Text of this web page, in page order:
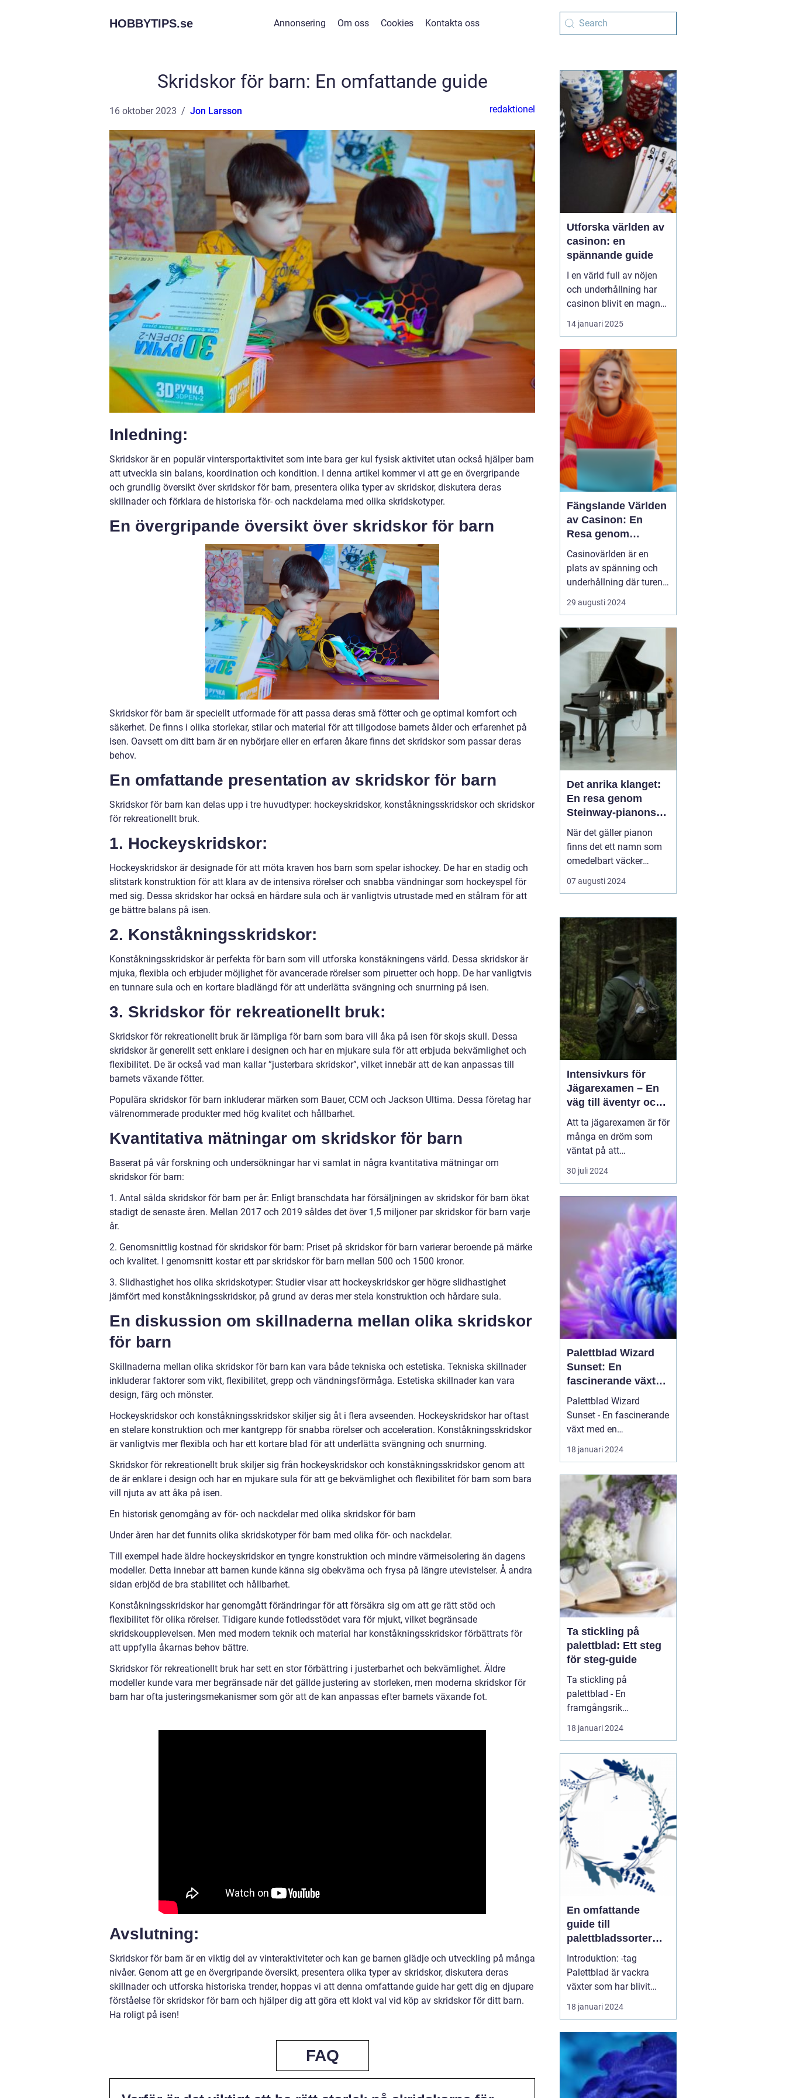
HOBBYTIPS.se Annonsering Om oss Cookies Kontakta oss
Skridskor för barn: En omfattande guide
16 oktober 2023 Jon Larsson redaktionel
Inledning:
Skridskor är en populär vintersportaktivitet som inte bara ger kul fysisk aktivitet utan också hjälper barn
att utveckla sin balans, koordination och kondition. I denna artikel kommer vi att ge en övergripande
och grundlig översikt över skridskor för barn, presentera olika typer av skridskor, diskutera deras
skillnader och förklara de historiska för- och nackdelarna med olika skridskotyper.
En övergripande översikt över skridskor för barn
Skridskor för barn är speciellt utformade för att passa deras små fötter och ge optimal komfort och
säkerhet. De finns i olika storlekar, stilar och material för att tillgodose barnets ålder och erfarenhet på
isen. Oavsett om ditt barn är en nybörjare eller en erfaren åkare finns det skridskor som passar deras
behov.
En omfattande presentation av skridskor för barn
Skridskor för barn kan delas upp i tre huvudtyper: hockeyskridskor, konståkningsskridskor och skridskor
för rekreationellt bruk.
1. Hockeyskridskor:
Hockeyskridskor är designade för att möta kraven hos barn som spelar ishockey. De har en stadig och
slitstark konstruktion för att klara av de intensiva rörelser och snabba vändningar som hockeyspel för
med sig. Dessa skridskor har också en hårdare sula och är vanligtvis utrustade med en stålram för att
ge bättre balans på isen.
2. Konståkningsskridskor:
Konståkningsskridskor är perfekta för barn som vill utforska konståkningens värld. Dessa skridskor är
mjuka, flexibla och erbjuder möjlighet för avancerade rörelser som piruetter och hopp. De har vanligtvis
en tunnare sula och en kortare bladlängd för att underlätta svängning och snurrning på isen.
3. Skridskor för rekreationellt bruk:
Skridskor för rekreationellt bruk är lämpliga för barn som bara vill åka på isen för skojs skull. Dessa
skridskor är generellt sett enklare i designen och har en mjukare sula för att erbjuda bekvämlighet och
flexibilitet. De är också vad man kallar ”justerbara skridskor”, vilket innebär att de kan anpassas till
barnets växande fötter.
Populära skridskor för barn inkluderar märken som Bauer, CCM och Jackson Ultima. Dessa företag har
välrenommerade produkter med hög kvalitet och hållbarhet.
Kvantitativa mätningar om skridskor för barn
Baserat på vår forskning och undersökningar har vi samlat in några kvantitativa mätningar om
skridskor för barn:
1. Antal sålda skridskor för barn per år: Enligt branschdata har försäljningen av skridskor för barn ökat
stadigt de senaste åren. Mellan 2017 och 2019 såldes det över 1,5 miljoner par skridskor för barn varje
år.
2. Genomsnittlig kostnad för skridskor för barn: Priset på skridskor för barn varierar beroende på märke
och kvalitet. I genomsnitt kostar ett par skridskor för barn mellan 500 och 1500 kronor.
3. Slidhastighet hos olika skridskotyper: Studier visar att hockeyskridskor ger högre slidhastighet
jämfört med konståkningsskridskor, på grund av deras mer stela konstruktion och hårdare sula.
En diskussion om skillnaderna mellan olika skridskor
för barn
Skillnaderna mellan olika skridskor för barn kan vara både tekniska och estetiska. Tekniska skillnader
inkluderar faktorer som vikt, flexibilitet, grepp och vändningsförmåga. Estetiska skillnader kan vara
design, färg och mönster.
Hockeyskridskor och konståkningsskridskor skiljer sig åt i flera avseenden. Hockeyskridskor har oftast
en stelare konstruktion och mer kantgrepp för snabba rörelser och acceleration. Konståkningsskridskor
är vanligtvis mer flexibla och har ett kortare blad för att underlätta svängning och snurrning.
Skridskor för rekreationellt bruk skiljer sig från hockeyskridskor och konståkningsskridskor genom att
de är enklare i design och har en mjukare sula för att ge bekvämlighet och flexibilitet för barn som bara
vill njuta av att åka på isen.
En historisk genomgång av för- och nackdelar med olika skridskor för barn
Under åren har det funnits olika skridskotyper för barn med olika för- och nackdelar.
Till exempel hade äldre hockeyskridskor en tyngre konstruktion och mindre värmeisolering än dagens
modeller. Detta innebar att barnen kunde känna sig obekväma och frysa på längre utevistelser. Å andra
sidan erbjöd de bra stabilitet och hållbarhet.
Konståkningsskridskor har genomgått förändringar för att försäkra sig om att ge rätt stöd och
flexibilitet för olika rörelser. Tidigare kunde fotledsstödet vara för mjukt, vilket begränsade
skridskoupplevelsen. Men med modern teknik och material har konståkningsskridskor förbättrats för
att uppfylla åkarnas behov bättre.
Skridskor för rekreationellt bruk har sett en stor förbättring i justerbarhet och bekvämlighet. Äldre
modeller kunde vara mer begränsade när det gällde justering av storleken, men moderna skridskor för
barn har ofta justeringsmekanismer som gör att de kan anpassas efter barnets växande fot.
Avslutning:
Skridskor för barn är en viktig del av vinteraktiviteter och kan ge barnen glädje och utveckling på många
nivåer. Genom att ge en övergripande översikt, presentera olika typer av skridskor, diskutera deras
skillnader och utforska historiska trender, hoppas vi att denna omfattande guide har gett dig en djupare
förståelse för skridskor för barn och hjälper dig att göra ett klokt val vid köp av skridskor för ditt barn.
Ha roligt på isen!
FAQ
Utforska världen av
casinon: en
spännande guide
I en värld full av nöjen
och underhållning har
casinon blivit en magnet
för människor som söker
spänning och chans att
traditionella
landbaserade casinon
till moderna
onlineplattformar, casi...
14 januari 2025
Fängslande Världen
av Casinon: En
Resa genom
Spänning och
Underhållning
Casinovärlden är en
plats av spänning och
underhållning där turen
och strategin spelar stor
roll. Från dess
dess moderna digitala
närvaro, har
casinoupplevelsen
utvecklats för att...
29 augusti 2024
Det anrika klanget:
En resa genom
Steinway-pianons
värld
När det gäller pianon
finns det ett namn som
omedelbart väcker
respekt och beundran
bland musiker och
världen: Steinway &
Sons. Steinway pianon
anses av många vara
den ultimata symbolen
f...
07 augusti 2024
Intensivkurs för
Jägarexamen – En
väg till äventyr och
naturupplevelser
Att ta jägarexamen är för
många en dröm som
väntat på att
förverkligas. En weekend
på Knistad Herrgård kan
fantastisk upplevelse
full av nya insikter och
kunskaper. P&...
30 juli 2024
Palettblad Wizard
Sunset: En
fascinerande växt
med en
färgsprakande
skönhet
Palettblad Wizard
Sunset - En fascinerande
växt med en
färgsprakande skönhet
Palettblad Wizard
växt som har fångat
trädgårdsälskares och
växtentusiasters
uppmärksamhet över
hela världen. Med sina
unika färgvariationer
och vackra...
18 januari 2024
Ta stickling på
palettblad: Ett steg
för steg-guide
Ta stickling på
palettblad - En
framgångsrik
förökningsmetod för
vackra växter En
översikt över "ta stickling
palettblad" Att ta
sticklingar på palettblad
är en beprövad och
populär metod för att
föröka dessa vackra
växter. ...
18 januari 2024
En omfattande
guide till
palettbladssorter
och deras namn
Introduktion: -tag
Palettblad är vackra
växter som har blivit
populära de senaste
åren på grund av sina
lättodlade natur. I denna
artikel kommer vi att ge
en grundlig översikt över
palettbladssorter och
18 januari 2024